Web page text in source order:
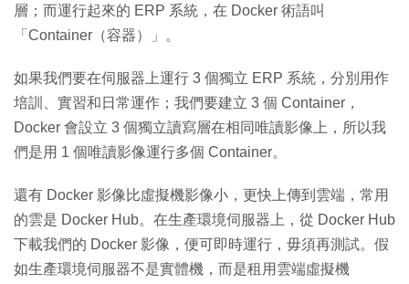
層；而運行起來的 ERP 系統，在 Docker 術語叫
「Container（容器）」。
如果我們要在伺服器上運行 3 個獨立 ERP 系統，分別用作
培訓、實習和日常運作；我們要建立 3 個 Container，
Docker 會設立 3 個獨立讀寫層在相同唯讀影像上，所以我
們是用 1 個唯讀影像運行多個 Container。
還有 Docker 影像比虛擬機影像小，更快上傳到雲端，常用
的雲是 Docker Hub。在生產環境伺服器上，從 Docker Hub
下載我們的 Docker 影像，便可即時運行，毋須再測試。假
如生產環境伺服器不是實體機，而是租用雲端虛擬機